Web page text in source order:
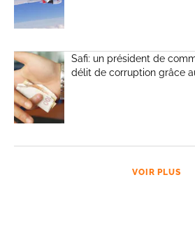
Safi: un président de
délit de corruption grâce
VOIR PLUS